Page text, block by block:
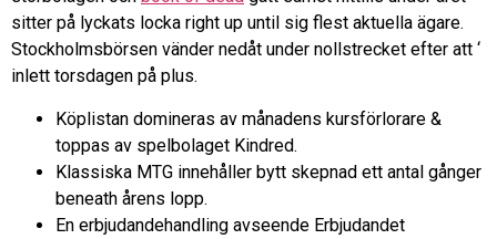
sitter på lyckats locka right up until sig flest aktuella ägare.
Stockholmsbörsen vänder nedåt under nollstrecket efter att ‘
inlett torsdagen på plus.
Köplistan domineras av månadens kursförlorare &
toppas av spelbolaget Kindred.
Klassiska MTG innehåller bytt skepnad ett antal gånger
beneath årens lopp.
En erbjudandehandling avseende Erbjudandet